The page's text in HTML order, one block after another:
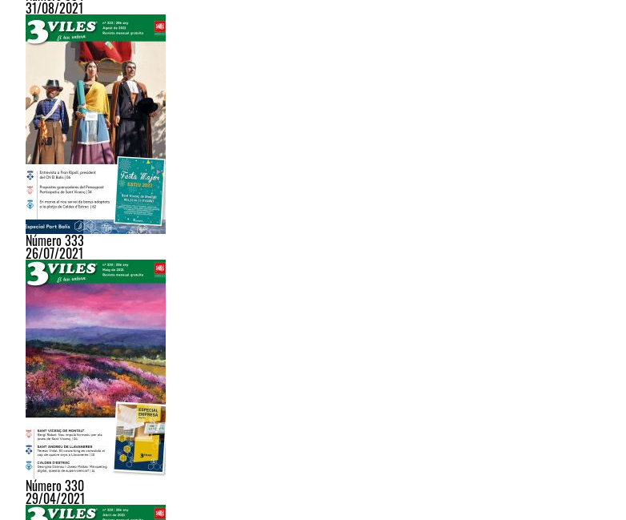
31/08/2021
Número 333
26/07/2021
Número 330
29/04/2021